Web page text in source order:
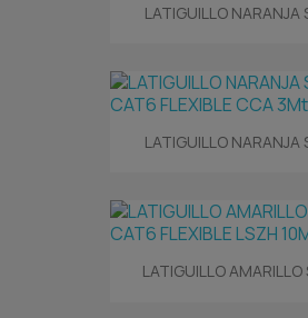
LATIGUILLO NARANJA
LATIGUILLO NARANJA
LATIGUILLO AMARILLO